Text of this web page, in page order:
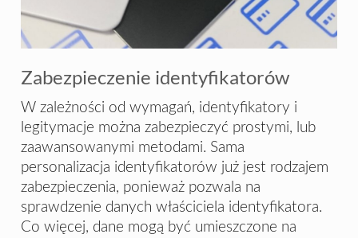
Zabezpieczenie identyfikatorów
W zależności od wymagań, identyfikatory i
legitymacje można zabezpieczyć prostymi, lub
zaawansowanymi metodami. Sama
personalizacja identyfikatorów już jest rodzajem
zabezpieczenia, ponieważ pozwala na
sprawdzenie danych właściciela identyfikatora.
Co więcej, dane mogą być umieszczone na